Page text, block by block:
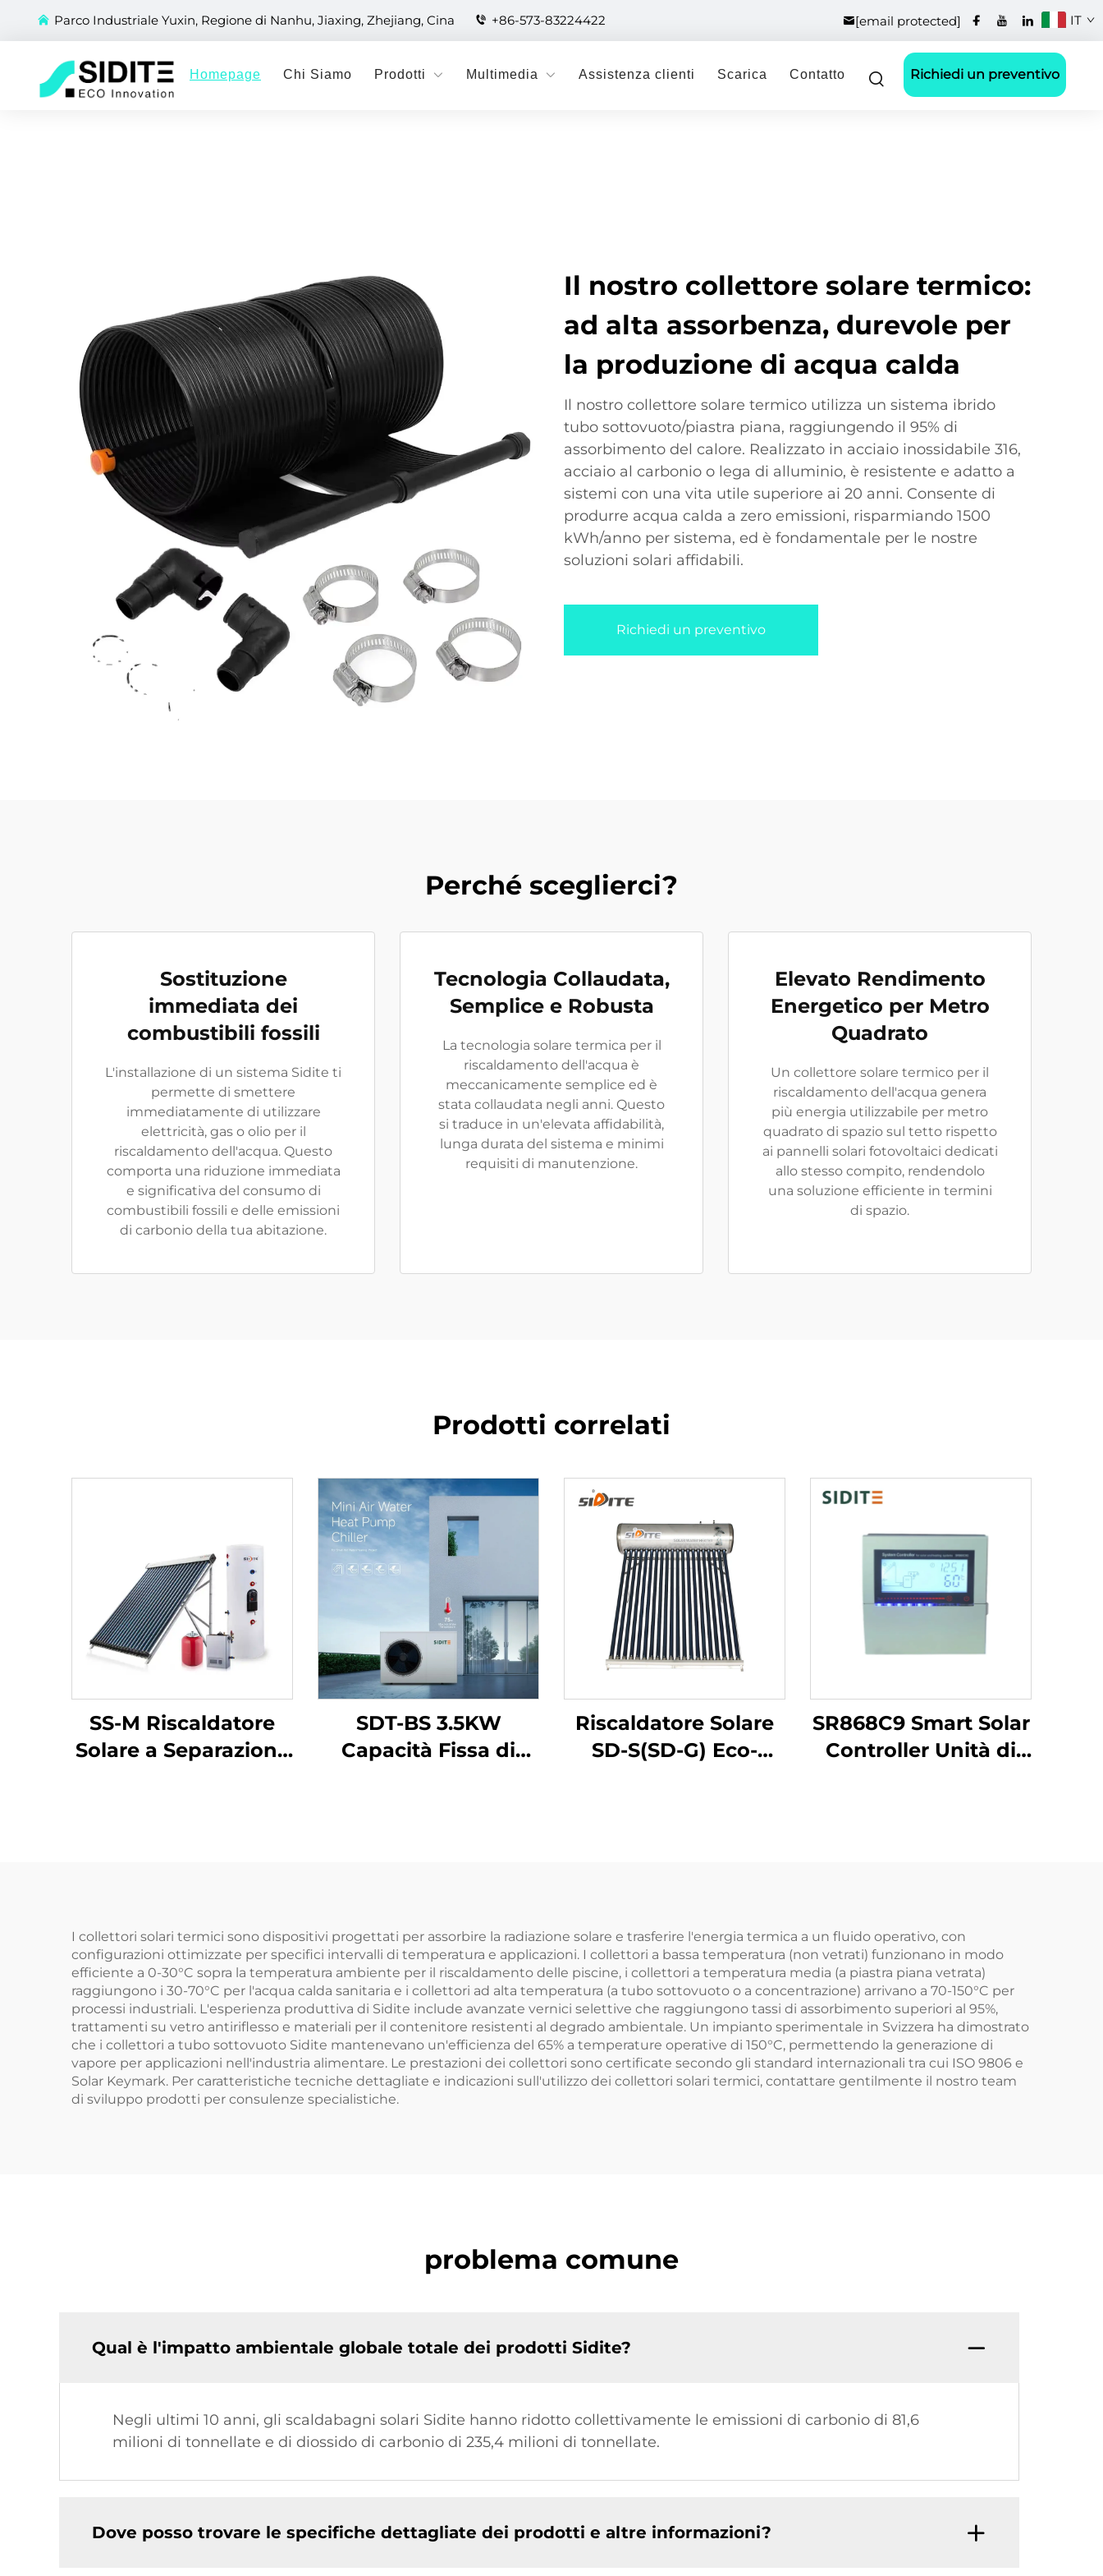
Parco Industriale Yuxin, Regione di Nanhu, Jiaxing, Zhejiang, Cina +86-573-83224422 [email protected] IT
Homepage Chi Siamo Prodotti Multimedia Assistenza clienti Scarica Contatto Richiedi un preventivo
Il nostro collettore solare termico:
ad alta assorbenza, durevole per
la produzione di acqua calda
Il nostro collettore solare termico utilizza un sistema ibrido
tubo sottovuoto/piastra piana, raggiungendo il 95% di
assorbimento del calore. Realizzato in acciaio inossidabile 316,
acciaio al carbonio o lega di alluminio, è resistente e adatto a
sistemi con una vita utile superiore ai 20 anni. Consente di
produrre acqua calda a zero emissioni, risparmiando 1500
kWh/anno per sistema, ed è fondamentale per le nostre
soluzioni solari affidabili.
Richiedi un preventivo
Perché sceglierci?
Sostituzione
immediata dei
combustibili fossili
L'installazione di un sistema Sidite ti
permette di smettere
immediatamente di utilizzare
elettricità, gas o olio per il
riscaldamento dell'acqua. Questo
comporta una riduzione immediata
e significativa del consumo di
combustibili fossili e delle emissioni
di carbonio della tua abitazione.
Tecnologia Collaudata,
Semplice e Robusta
La tecnologia solare termica per il
riscaldamento dell'acqua è
meccanicamente semplice ed è
stata collaudata negli anni. Questo
si traduce in un'elevata affidabilità,
lunga durata del sistema e minimi
requisiti di manutenzione.
Elevato Rendimento
Energetico per Metro
Quadrato
Un collettore solare termico per il
riscaldamento dell'acqua genera
più energia utilizzabile per metro
quadrato di spazio sul tetto rispetto
ai pannelli solari fotovoltaici dedicati
allo stesso compito, rendendolo
una soluzione efficiente in termini
di spazio.
Prodotti correlati
SS-M Riscaldatore
Solare a Separazione
SDT-BS 3.5KW
Capacità Fissa di
fino a 60°C/75°C per
Riscaldatore Solare
SD-S(SD-G) Eco-
SR868C9 Smart Solar
Controller Unità di
Parti Riscaldanti
I collettori solari termici sono dispositivi progettati per assorbire la radiazione solare e trasferire l'energia termica a un fluido operativo, con
configurazioni ottimizzate per specifici intervalli di temperatura e applicazioni. I collettori a bassa temperatura (non vetrati) funzionano in modo
efficiente a 0-30°C sopra la temperatura ambiente per il riscaldamento delle piscine, i collettori a temperatura media (a piastra piana vetrata)
raggiungono i 30-70°C per l'acqua calda sanitaria e i collettori ad alta temperatura (a tubo sottovuoto o a concentrazione) arrivano a 70-150°C per
processi industriali. L'esperienza produttiva di Sidite include avanzate vernici selettive che raggiungono tassi di assorbimento superiori al 95%,
trattamenti su vetro antiriflesso e materiali per il contenitore resistenti al degrado ambientale. Un impianto sperimentale in Svizzera ha dimostrato
che i collettori a tubo sottovuoto Sidite mantenevano un'efficienza del 65% a temperature operative di 150°C, permettendo la generazione di
vapore per applicazioni nell'industria alimentare. Le prestazioni dei collettori sono certificate secondo gli standard internazionali tra cui ISO 9806 e
Solar Keymark. Per caratteristiche tecniche dettagliate e indicazioni sull'utilizzo dei collettori solari termici, contattare gentilmente il nostro team
di sviluppo prodotti per consulenze specialistiche.
problema comune
Qual è l'impatto ambientale globale totale dei prodotti Sidite?
Negli ultimi 10 anni, gli scaldabagni solari Sidite hanno ridotto collettivamente le emissioni di carbonio di 81,6
milioni di tonnellate e di diossido di carbonio di 235,4 milioni di tonnellate.
Dove posso trovare le specifiche dettagliate dei prodotti e altre informazioni?